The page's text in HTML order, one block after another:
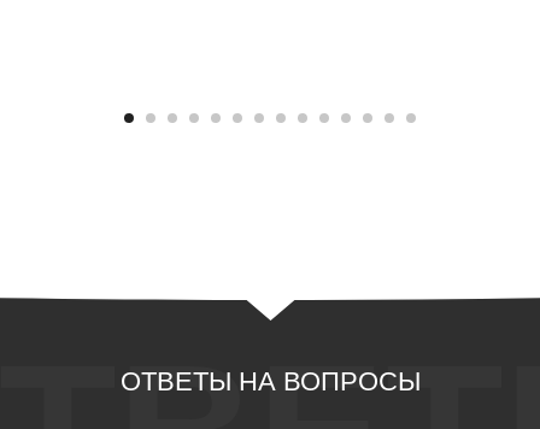
ОТВЕТЫ НА ВОПРОСЫ